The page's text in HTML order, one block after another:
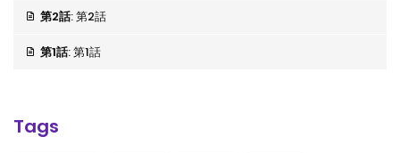
第2話: 第2話
第1話: 第1話
Tags